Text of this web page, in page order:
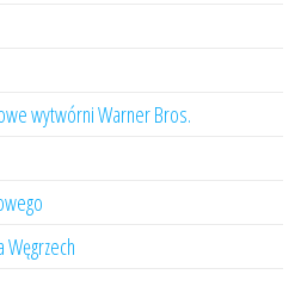
wytwórni Warner Bros.